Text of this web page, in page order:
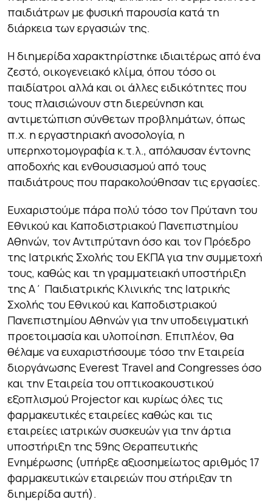
παιδιάτρων με φυσική παρουσία κατά τη
διάρκεια των εργασιών της.
Η διημερίδα χαρακτηρίστηκε ιδιαιτέρως από ένα
ζεστό, οικογενειακό κλίμα, όπου τόσο οι
παιδίατροι αλλά και οι άλλες ειδικότητες που
τους πλαισιώνουν στη διερεύνηση και
αντιμετώπιση σύνθετων προβλημάτων, όπως
π.χ. η εργαστηριακή ανοσολογία, η
υπερηχοτομογραφία κ.τ.λ., απόλαυσαν έντονης
αποδοχής και ενθουσιασμού από τους
παιδιάτρους που παρακολούθησαν τις εργασίες.
Ευχαριστούμε πάρα πολύ τόσο τον Πρύτανη του
Εθνικού και Καποδιστριακού Πανεπιστημίου
Αθηνών, τον Αντιπρύτανη όσο και τον Πρόεδρο
της Ιατρικής Σχολής του ΕΚΠΑ για την συμμετοχή
τους, καθώς και τη γραμματειακή υποστήριξη
της Α΄ Παιδιατρικής Κλινικής της Ιατρικής
Σχολής του Εθνικού και Καποδιστριακού
Πανεπιστημίου Αθηνών για την υποδειγματική
προετοιμασία και υλοποίηση. Επιπλέον, θα
θέλαμε να ευχαριστήσουμε τόσο την Εταιρεία
διοργάνωσης Everest Travel and Congresses όσο
και την Εταιρεία του οπτικοακουστικού
εξοπλισμού Projector και κυρίως όλες τις
φαρμακευτικές εταιρείες καθώς και τις
εταιρείες ιατρικών συσκευών για την άρτια
υποστήριξη της 59ης Θεραπευτικής
Ενημέρωσης (υπήρξε αξιοσημείωτος αριθμός 17
φαρμακευτικών εταιρειών που στήριξαν τη
διημερίδα αυτή).